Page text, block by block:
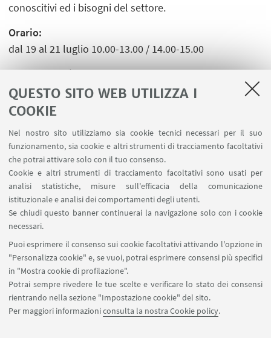
QUESTO SITO WEB UTILIZZA I
COOKIE
Nel nostro sito utilizziamo sia cookie tecnici necessari per il suo
funzionamento, sia cookie e altri strumenti di tracciamento facoltativi
che potrai attivare solo con il tuo consenso.
Cookie e altri strumenti di tracciamento facoltativi sono usati per
analisi statistiche, misure sull'efficacia della comunicazione
istituzionale e analisi dei comportamenti degli utenti.
Se chiudi questo banner continuerai la navigazione solo con i cookie
necessari.
Puoi esprimere il consenso sui cookie facoltativi attivando l'opzione in
"Personalizza cookie" e, se vuoi, potrai esprimere consensi più specifici
in "Mostra cookie di profilazione".
Potrai sempre rivedere le tue scelte e verificare lo stato dei consensi
rientrando nella sezione "Impostazione cookie" del sito.
Per maggiori informazioniconsulta la nostra Cookie policy.
conoscitivi ed i bisogni del settore.
Orario:
dal 19 al 21 luglio 10.00-13.00 / 14.00-15.00
In collaborazione con:
Università Iuav di Venezia
LINK UTILI
Contatti
Area riservata
SEGUI UNIBO SU:
APP: